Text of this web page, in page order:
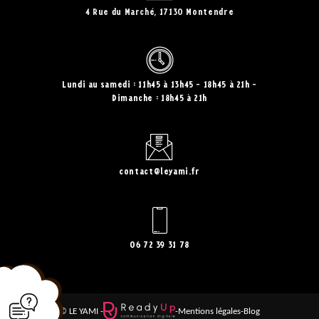
4 Rue du Marché, 17130 Montendre
Lundi au samedi : 11h45 à 13h45 - 18h45 à 21h
Dimanche : 18h45 à 21h
contact@leyami.fr
06 72 39 31 78
© LE YAMI - -Mentions légales-Blog